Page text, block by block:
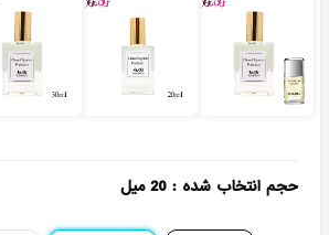
حجم انتخاب شده : 20 میل